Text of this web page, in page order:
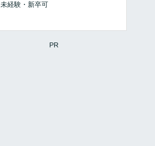
未経験・新卒可
PR